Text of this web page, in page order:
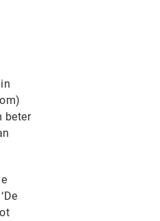
beter